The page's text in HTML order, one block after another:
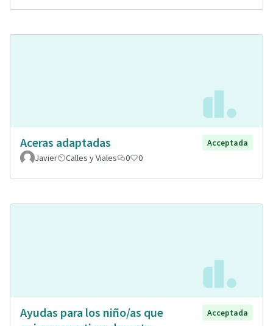
Aceras adaptadas
Acceptada
Javier
Calles y Viales 0 0
Ayudas para los niño/as que
Acceptada